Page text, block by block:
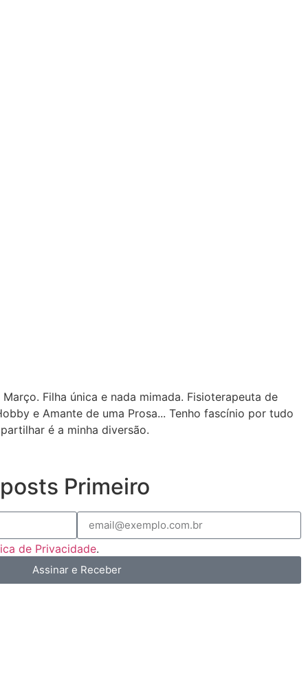
Filha única e nada mimada. Fisioterapeuta de
e Amante de uma Prosa... Tenho fascínio por tudo
é a minha diversão.
Primeiro
de Privacidade.
Assinar e Receber